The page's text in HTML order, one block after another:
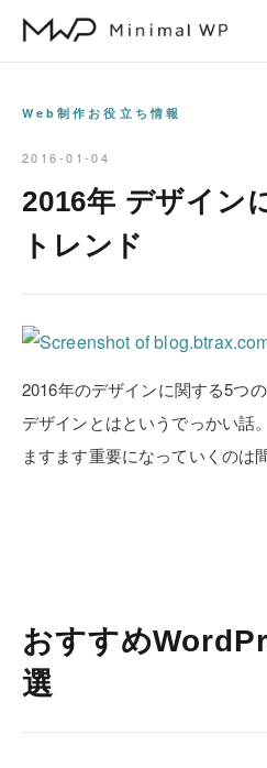
Web制作お役立ち情報
2016-01-04
2016年 デザイン
トレンド
2016年のデザインに関する5つ
デザインとはというでっかい話
ますます重要になっていくのは
おすすめ
選